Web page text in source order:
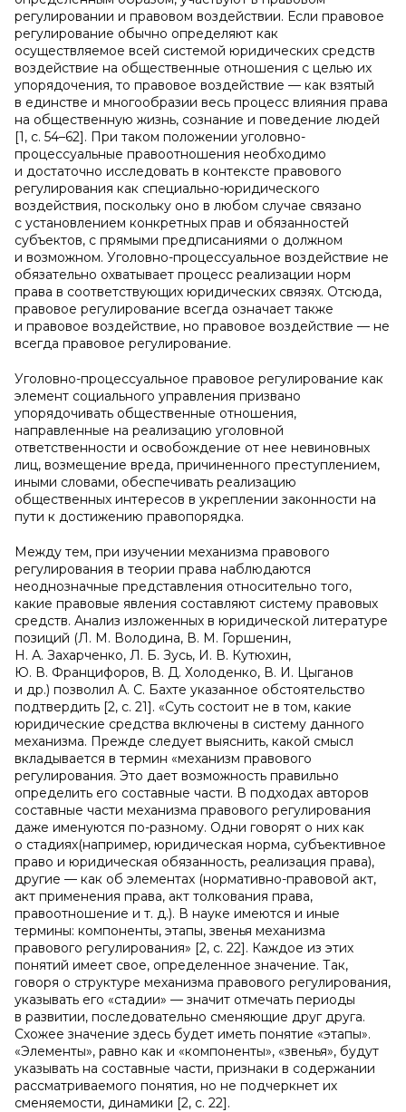
регулировании и правовом воздействии. Если правовое
регулирование обычно определяют как
осуществляемое всей системой юридических средств
воздействие на общественные отношения с целью их
упорядочения, то правовое воздействие — как взятый
в единстве и многообразии весь процесс влияния права
на общественную жизнь, сознание и поведение людей
[1, с. 54–62]. При таком положении уголовно-
процессуальные правоотношения необходимо
и достаточно исследовать в контексте правового
регулирования как специально-юридического
воздействия, поскольку оно в любом случае связано
с установлением конкретных прав и обязанностей
субъектов, с прямыми предписаниями о должном
и возможном. Уголовно-процессуальное воздействие не
обязательно охватывает процесс реализации норм
права в соответствующих юридических связях. Отсюда,
правовое регулирование всегда означает также
и правовое воздействие, но правовое воздействие — не
всегда правовое регулирование.
Уголовно-процессуальное правовое регулирование как
элемент социального управления призвано
упорядочивать общественные отношения,
направленные на реализацию уголовной
ответственности и освобождение от нее невиновных
лиц, возмещение вреда, причиненного преступлением,
иными словами, обеспечивать реализацию
общественных интересов в укреплении законности на
пути к достижению правопорядка.
Между тем, при изучении механизма правового
регулирования в теории права наблюдаются
неоднозначные представления относительно того,
какие правовые явления составляют систему правовых
средств. Анализ изложенных в юридической литературе
позиций (Л. М. Володина, В. М. Горшенин,
Н. А. Захарченко, Л. Б. Зусь, И. В. Кутюхин,
Ю. В. Францифоров, В. Д. Холоденко, В. И. Цыганов
и др.) позволил А. С. Бахте указанное обстоятельство
подтвердить [2, с. 21]. «Суть состоит не в том, какие
юридические средства включены в систему данного
механизма. Прежде следует выяснить, какой смысл
вкладывается в термин «механизм правового
регулирования. Это дает возможность правильно
определить его составные части. В подходах авторов
составные части механизма правового регулирования
даже именуются по-разному. Одни говорят о них как
о стадиях(например, юридическая норма, субъективное
право и юридическая обязанность, реализация права),
другие — как об элементах (нормативно-правовой акт,
акт применения права, акт толкования права,
правоотношение и т. д.). В науке имеются и иные
термины: компоненты, этапы, звенья механизма
правового регулирования» [2, с. 22]. Каждое из этих
понятий имеет свое, определенное значение. Так,
говоря о структуре механизма правового регулирования,
указывать его «стадии» — значит отмечать периоды
в развитии, последовательно сменяющие друг друга.
Схожее значение здесь будет иметь понятие «этапы».
«Элементы», равно как и «компоненты», «звенья», будут
указывать на составные части, признаки в содержании
рассматриваемого понятия, но не подчеркнет их
сменяемости, динамики [2, с. 22].